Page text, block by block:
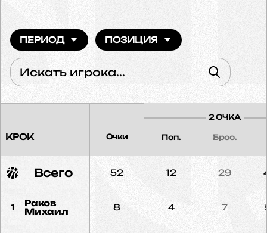
ПЕРИОД ПОЗИЦИЯ
КРОК Очки
2 ОЧКА
Поп. Брос.
Всего 52 12 29
1
Раков
Михаил
8 4 7